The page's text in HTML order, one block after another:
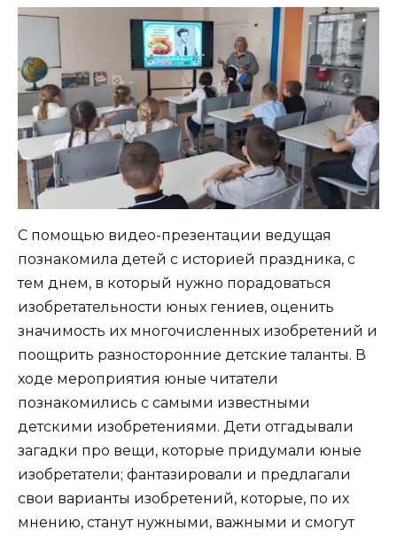
С помощью видео-презентации ведущая
познакомила детей с историей праздника, с
тем днем, в который нужно порадоваться
изобретательности юных гениев, оценить
значимость их многочисленных изобретений и
поощрить разносторонние детские таланты. В
ходе мероприятия юные читатели
познакомились с самыми известными
детскими изобретениями. Дети отгадывали
загадки про вещи, которые придумали юные
изобретатели; фантазировали и предлагали
свои варианты изобретений, которые, по их
мнению, станут нужными, важными и смогут